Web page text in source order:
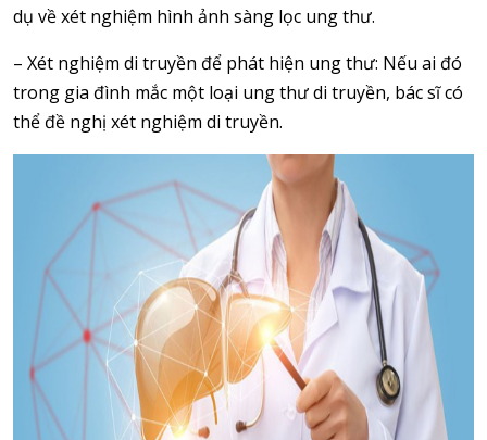
dụ về xét nghiệm hình ảnh sàng lọc ung thư.
– Xét nghiệm di truyền để phát hiện ung thư: Nếu ai đó
trong gia đình mắc một loại ung thư di truyền, bác sĩ có
thể đề nghị xét nghiệm di truyền.